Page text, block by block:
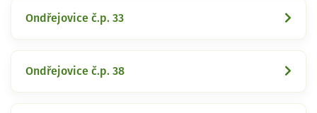
Ondřejovice č.p. 33
Ondřejovice č.p. 38